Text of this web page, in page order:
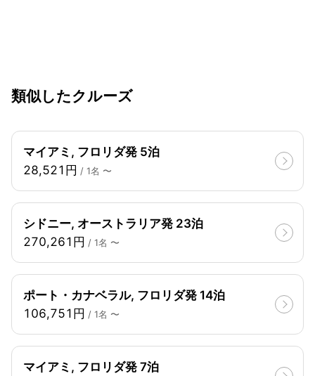
類似したクルーズ
マイアミ, フロリダ発 5泊
28,521円 / 1名 〜
シドニー, オーストラリア発 23泊
270,261円 / 1名 〜
ポート・カナベラル, フロリダ発 14泊
106,751円 / 1名 〜
マイアミ, フロリダ発 7泊